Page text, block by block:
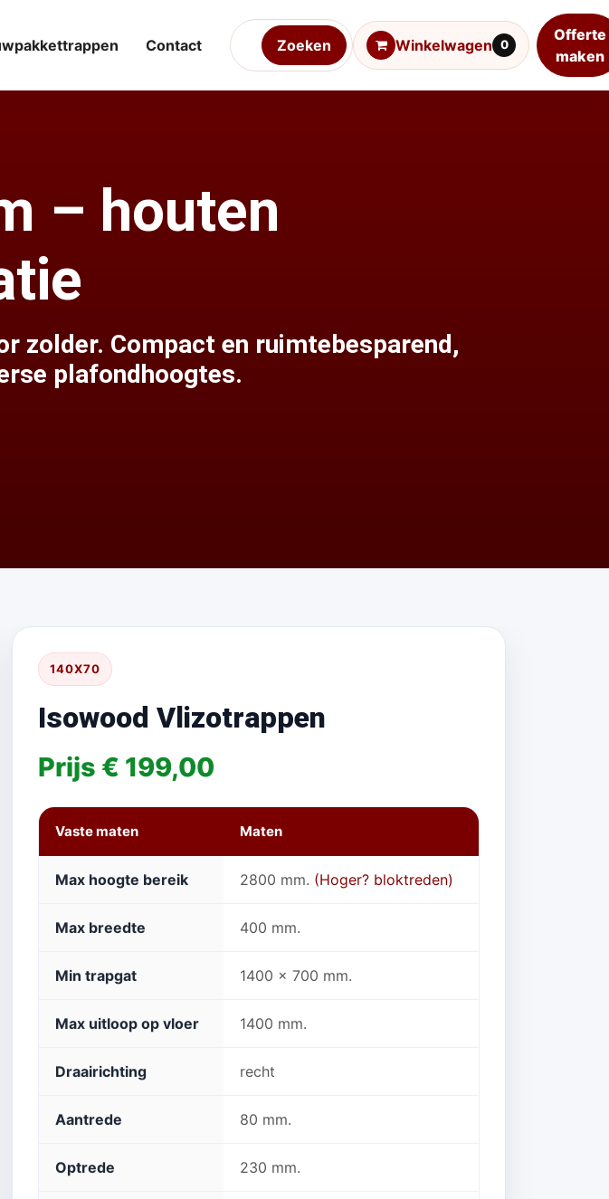
Winkelwagen 0
Offerte
maken
Contact Zoeken
– houten
zolder. Compact en ruimtebesparend,
plafondhoogtes.
140X70
Isowood Vlizotrappen
Prijs € 199,00
Vaste maten Maten
Max hoogte bereik 2800 mm. (Hoger? bloktreden)
Max breedte 400 mm.
Min trapgat 1400 x 700 mm.
Max uitloop op vloer 1400 mm.
Draairichting recht
Aantrede 80 mm.
Optrede 230 mm.